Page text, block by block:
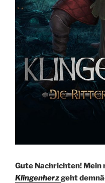
Gute Nachrichten!
Klingenherzgeht